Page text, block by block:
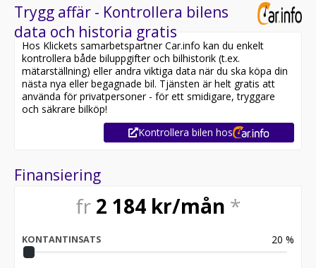
Sverige. Denna bil kan köpas med 12-36 mån garanti.
Eftersom vi har väldigt korta lagertider på våra bilar
rekommenderar vi våra kunder att ringa oss på 08-572
142 36 för att kontrollera att fordonet finns kvar! Vi
ordnar en finansiering som passar just dina behov,
erbjuder marknadens billigaste helförsäkring och tar
gärna din gamla bil i inbyte. Kontakta anläggningen för
mer information. Vi friskriver oss från eventuella
10:00-18:00 och söndag 10:00-16:00. Välkomna!
Trygg affär - Kontrollera bilens
data och historia gratis
Hos Klickets samarbetspartner Car.info kan du enkelt
kontrollera både biluppgifter och bilhistorik (t.ex.
mätarställning) eller andra viktiga data när du ska köpa din
nästa nya eller begagnade bil. Tjänsten är helt gratis att
använda för privatpersoner - för ett smidigare, tryggare
och säkrare bilköp!
Kontrollera bilen hos
Finansiering
fr 2 184 kr/mån *
KONTANTINSATS 20 %